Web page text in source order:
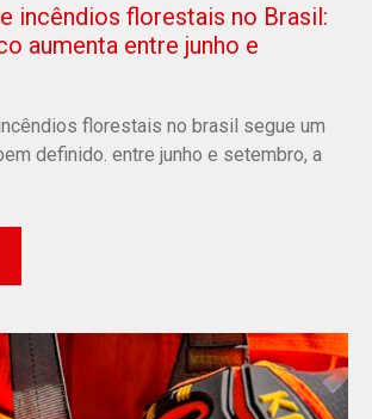
incêndios florestais no Brasil:
aumenta entre junho e
florestais no brasil segue um
definido. entre junho e setembro, a